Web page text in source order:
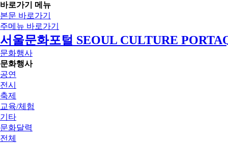
바로가기 메뉴
본문 바로가기
주메뉴 바로가기
서울문화포털 SEOUL CULTURE
문화행사
문화행사
공연
전시
축제
교육/체험
기타
문화달력
전체